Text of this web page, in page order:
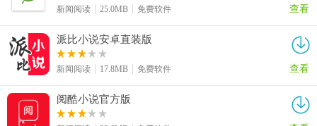
新闻阅读 25.0MB 免费软件 查看
派比小说安卓直装版
新闻阅读 17.8MB 免费软件 查看
阅酷小说官方版